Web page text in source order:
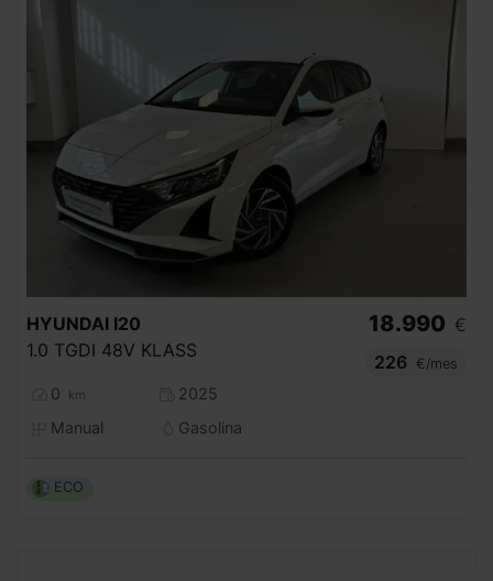
HYUNDAI I20
1.0 TGDI 48V KLASS
0 km
2025
Manual
Gasolina
18.990 €
226
€/mes
ECO